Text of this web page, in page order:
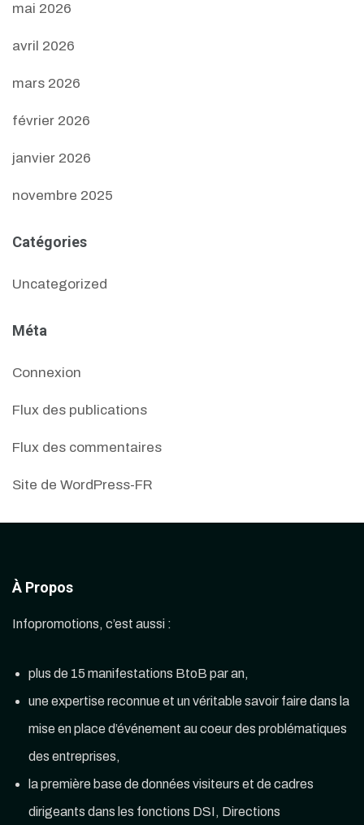
mai 2026
avril 2026
mars 2026
février 2026
janvier 2026
novembre 2025
Catégories
Uncategorized
Méta
Connexion
Flux des publications
Flux des commentaires
Site de WordPress-FR
À Propos
Infopromotions, c’est aussi :
plus de 15 manifestations BtoB par an,
une expertise reconnue et un véritable savoir faire dans la
mise en place d’événement au coeur des problématiques
des entreprises,
la première base de données visiteurs et de cadres
dirigeants dans les fonctions DSI, Directions